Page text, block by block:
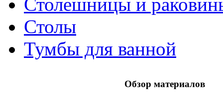
Столешницы и
Столы
Тумбы для ванной
Обзор материалов